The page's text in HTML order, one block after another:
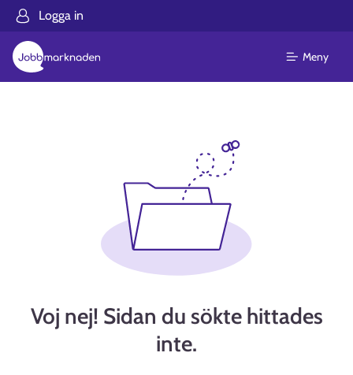
Logga in
Meny
Voj nej! Sidan du sökte hittades
inte.